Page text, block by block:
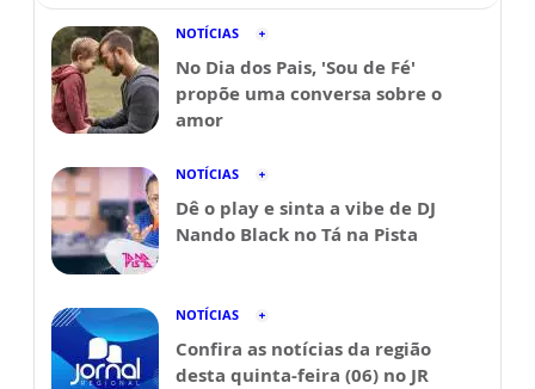
NOTÍCIAS
No Dia dos Pais, 'Sou de Fé'
propõe uma conversa sobre o
amor
NOTÍCIAS
Dê o play e sinta a vibe de DJ
Nando Black no Tá na Pista
NOTÍCIAS
Confira as notícias da região
desta quinta-feira (06) no JR